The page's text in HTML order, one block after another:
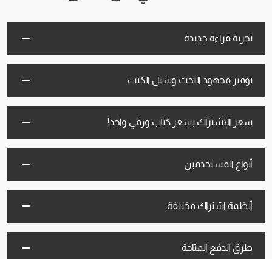
تجربة قراءة جديدة
توفير مجهود البحث وشيل الكتب
سعر الإشتراك بسعر كتاب ورقي واحد!
أنواع المستخدمين
أنظمة اشتراك مختلفة
طرق الدفع المتاحة